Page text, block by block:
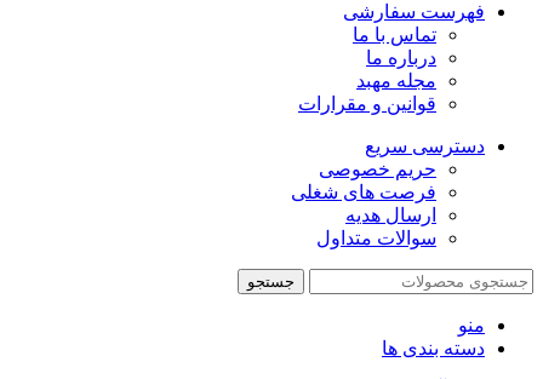
فهرست سفارشی
تماس با ما
درباره ما
مجله مهبد
قوانین و مقرارات
دسترسی سریع
حریم خصوصی
فرصت های شغلی
ارسال هدیه
سوالات متداول
جستجو
منو
دسته بندی ها